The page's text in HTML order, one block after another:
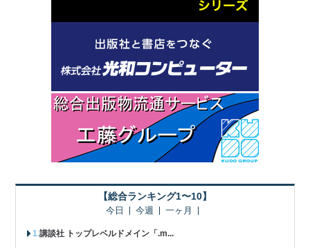
【総合ランキング1〜10】
今日 今週 一ヶ月
講談社 トップレベルドメイン「.m...